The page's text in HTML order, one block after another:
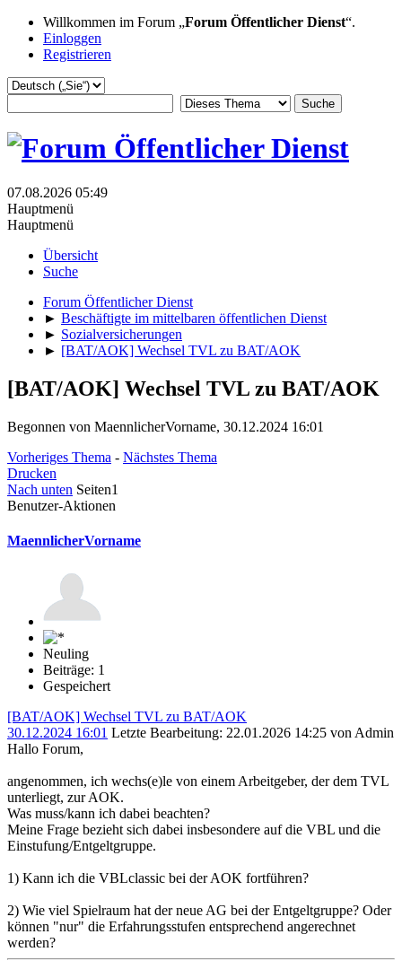
Willkommen im Forum „Forum Öffentlicher Dienst“.
Einloggen
Registrieren
07.08.2026 05:49
Hauptmenü
Hauptmenü
Übersicht
Suche
Forum Öffentlicher Dienst
► Beschäftigte im mittelbaren öffentlichen Dienst
► Sozialversicherungen
► [BAT/AOK] Wechsel TVL zu BAT/AOK
[BAT/AOK] Wechsel TVL zu BAT/AOK
Begonnen von MaennlicherVorname, 30.12.2024 16:01
Vorheriges Thema - Nächstes Thema
Drucken
Nach unten Seiten1
Benutzer-Aktionen
MaennlicherVorname
Neuling
Beiträge: 1
Gespeichert
[BAT/AOK] Wechsel TVL zu BAT/AOK
30.12.2024 16:01 Letzte Bearbeitung: 22.01.2026 14:25 von Admin
Hallo Forum,
angenommen, ich wechs(e)le von einem Arbeitgeber, der dem TVL
unterliegt, zur AOK.
Was muss/kann ich dabei beachten?
Meine Frage bezieht sich dabei insbesondere auf die VBL und die
Einstufung/Entgeltgruppe.
1) Kann ich die VBLclassic bei der AOK fortführen?
2) Wie viel Spielraum hat der neue AG bei der Entgeltgruppe? Oder
können "nur" die Erfahrungsstufen entsprechend angerechnet
werden?